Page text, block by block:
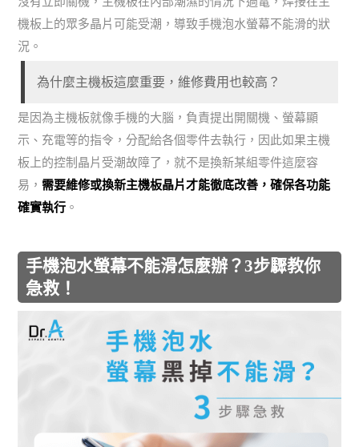
機板上的眾多晶片可能受潮，導致手機泡水螢幕不能滑的狀
況。
為什麼主機板這麼重要，維修費用也較高？
是因為主機板就像手機的大腦，負責提出開關機、螢幕顯
示、充電等的指令，分配給各個零件去執行，因此如果主機
板上的控制晶片受潮故障了，就不是換新某組零件這麼容
易， 需要維修或換新主機板晶片才能徹底改善，確保各功能
確實執行 。
手機泡水螢幕不能滑怎麼辦？3步驟教你
急救！